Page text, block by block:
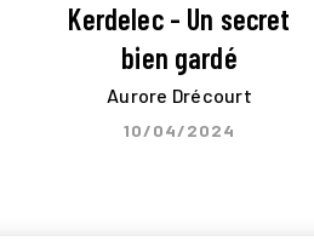
Kerdelec - Un secret
bien gardé
Aurore Drécourt
10/04/2024